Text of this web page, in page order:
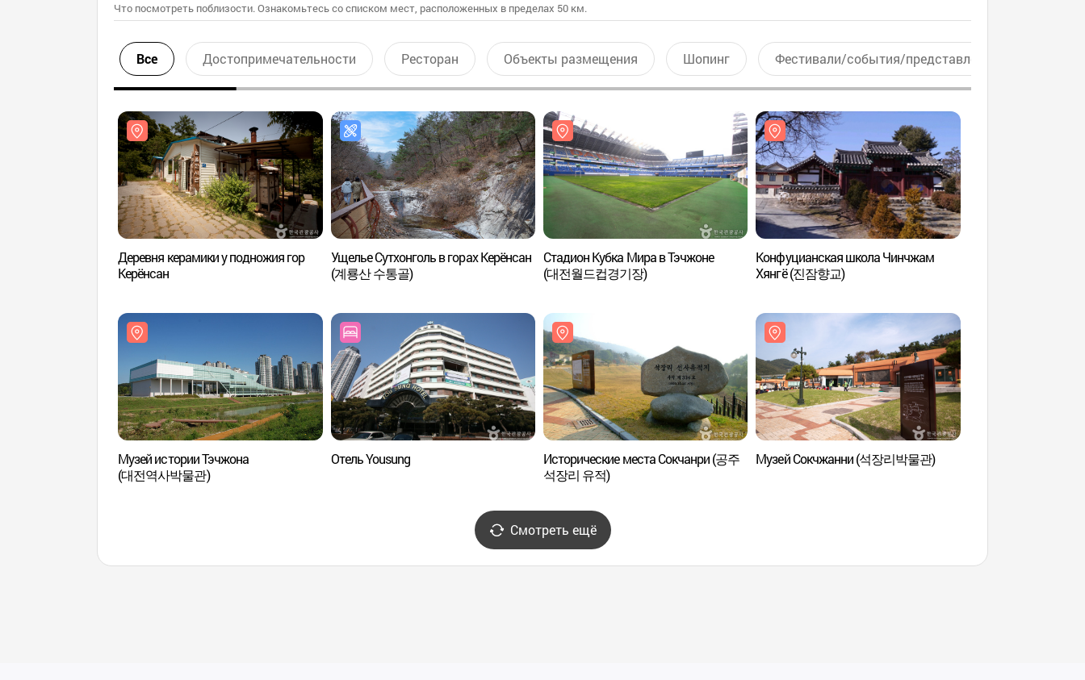
Что посмотреть поблизости. Ознакомьтесь со списком мест, расположенных в пределах 50 км.
Все Достопримечательности Ресторан Объекты размещения Шопинг Фестивали/события/представления
Деревня керамики у подножия гор
Керёнсан
Ущелье Сутхонголь в горах Керёнсан
(계룡산 수통골)
Стадион Кубка Мира в Тэчжоне
(대전월드컵경기장)
Конфуцианская школа Чинчжам
Хянгё (진잠향교)
Музей истории Тэчжона
(대전역사박물관)
Отель Yousung
Исторические места Сокчанри (공주
석장리 유적)
Музей Сокчжанни (석장리박물관)
Смотреть ещё